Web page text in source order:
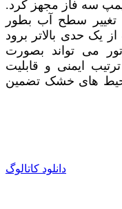
پمپ سه فاز مجهز کرد.
تغییر سطح آب بطور
یک حدی بالاتر برود
می تواند بصورت
ایمنی و قابلیت
های خشک تضمین
دانلود کاتالوگ